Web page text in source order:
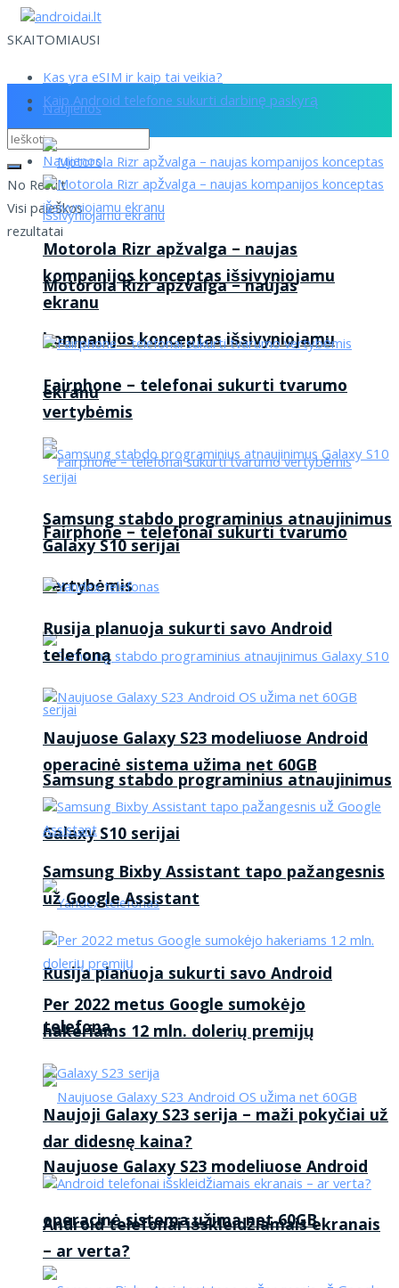
SKAITOMIAUSI
Kas yra eSIM ir kaip tai veikia?
Kaip Android telefone sukurti darbinę paskyrą
No Result
Visi paieškos
rezultatai
Naujienos
Motorola Rizr apžvalga – naujas
kompanijos konceptas išsivyniojamu
ekranu
Fairphone – telefonai sukurti tvarumo
vertybėmis
Samsung stabdo programinius atnaujinimus
Galaxy S10 serijai
Rusija planuoja sukurti savo Android
telefoną
Naujuose Galaxy S23 modeliuose Android
operacinė sistema užima net 60GB
Naujienos
Motorola Rizr apžvalga – naujas
kompanijos konceptas išsivyniojamu
ekranu
Fairphone – telefonai sukurti tvarumo
vertybėmis
Samsung stabdo programinius atnaujinimus
Galaxy S10 serijai
Rusija planuoja sukurti savo Android
telefoną
Naujuose Galaxy S23 modeliuose Android
operacinė sistema užima net 60GB
Samsung Bixby Assistant tapo pažangesnis
už Google Assistant
Per 2022 metus Google sumokėjo
hakeriams 12 mln. dolerių premijų
Naujoji Galaxy S23 serija – maži pokyčiai už
dar didesnę kaina?
Android telefonai išskleidžiamais ekranais
– ar verta?